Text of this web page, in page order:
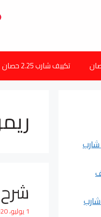
تكييف شارب 2.25 حصان
1 يوليو، 2020